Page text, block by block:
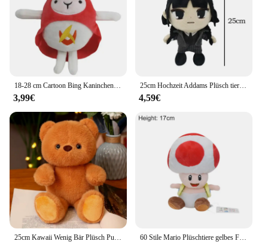
3,99€
25cm Hochzeit Addams Plüsch tier das Ding Hand Addams Familie weich ausgestopfte Puppe Figur Kissen Überraschung geschenk für Jungen Mädchen
4,59€
25cm Kawaii Wenig Bär Plüsch Puppe Spielzeug Nette Kuscheltiere Weiche Baby Beruhigende Spielzeug Schlafen Kissen Geschenke für Kinder mädchen Spielzeug 60 Stile Mario Plüschtiere gelbes Feuer Blume Stern schüchtern Kerl Boo Koopa Troopa Waluigi Goomba Kröte Nabbit Diddy Kong gefüllt Plüsch